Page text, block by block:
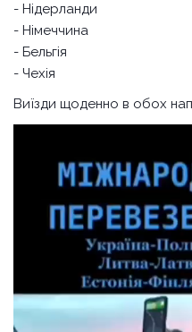
- Нідерланди
- Німеччина
- Бельгія
- Чехія
Виїзди щоденно в обох